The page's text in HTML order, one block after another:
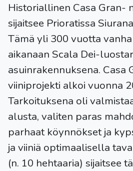
Historiallinen Casa Gran-
sijaitsee Prioratissa
Tämä yli 300 vuotta
aikanaan Scala Dei-
asuinrakennuksena. Casa
viiniprojekti alkoi vuonna
Tarkoituksena oli
alusta, valiten paras
parhaat köynnökset ja
ja viiniä optimaalisella
(n. 10 hehtaaria) sijaitsee